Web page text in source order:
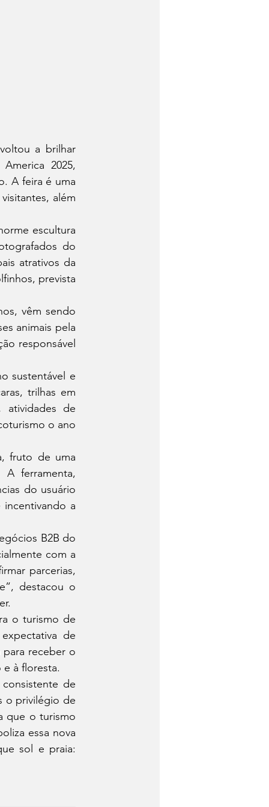
a brilhar
2025,
A feira é uma
além
escultura
do
atrativos da
prevista
vêm sendo
animais pela
responsável
sustentável e
trilhas em
atividades de
o ano
fruto de uma
ferramenta,
do usuário
a
B2B do
com a
parcerias,
destacou o
o turismo de
de
receber o
à floresta.
de
o privilégio de
que o turismo
essa nova
sol e praia: